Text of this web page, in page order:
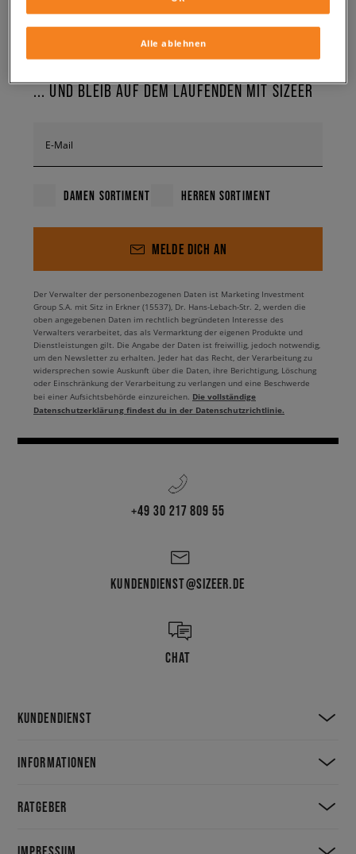
ABONNIERE UNSEREN
NEWSLETTER
... UND BLEIB AUF DEM LAUFENDEN MIT SIZEER
E-Mail
DAMEN SORTIMENT HERREN SORTIMENT
MELDE DICH AN
Der Verwalter der personenbezogenen Daten ist Marketing Investment
Group S.A. mit Sitz in Erkner (15537), Dr. Hans-Lebach-Str. 2, werden die
oben angegebenen Daten im rechtlich begründeten Interesse des
Verwalters verarbeitet, das als Vermarktung der eigenen Produkte und
Dienstleistungen gilt. Die Angabe der Daten ist freiwillig, jedoch notwendig,
um den Newsletter zu erhalten. Jeder hat das Recht, der Verarbeitung zu
widersprechen sowie Auskunft über die Daten, ihre Berichtigung, Löschung
oder Einschränkung der Verarbeitung zu verlangen und eine Beschwerde
bei einer Aufsichtsbehörde einzureichen. Die vollständige
Datenschutzerklärung findest du in der Datenschutzrichtlinie.
+49 30 217 809 55
KUNDENDIENST@SIZEER.DE
CHAT
KUNDENDIENST
INFORMATIONEN
RATGEBER
Alle ablehnen